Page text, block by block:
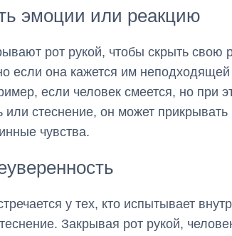
эмоции или реакцию
рот рукой, чтобы скрыть свою
если она кажется им
если человек смеется, но при
или стеснение, он может прикрывать
чувства.
у тех, кто испытывает
Закрывая рот рукой,